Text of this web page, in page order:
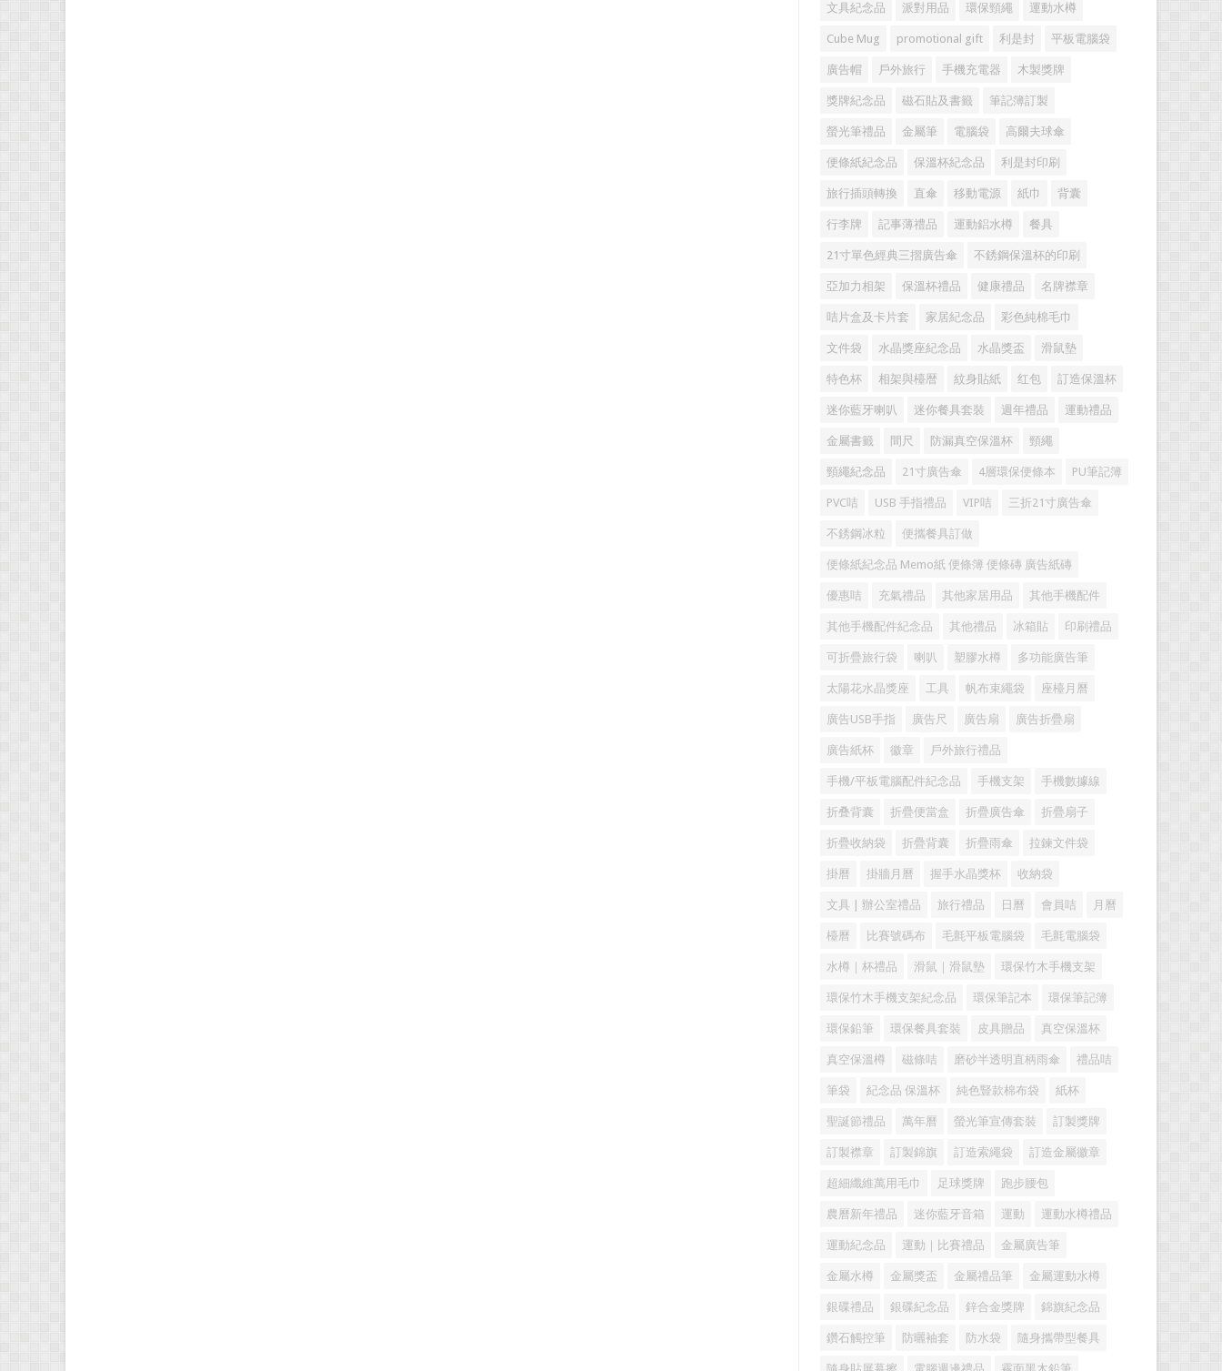
文具紀念品 派對用品 環保頸繩 運動水樽
Cube Mug promotional gift 利是封 平板電腦袋
廣告帽 戶外旅行 手機充電器 木製獎牌
獎牌紀念品 磁石貼及書籤 筆記簿訂製
螢光筆禮品 金屬筆 電腦袋 高爾夫球傘
便條紙紀念品 保溫杯紀念品 利是封印刷
旅行插頭轉換 直傘 移動電源 紙巾 背囊
行李牌 記事薄禮品 運動鋁水樽 餐具
21寸單色經典三摺廣告傘 不銹鋼保溫杯的印刷
亞加力相架 保溫杯禮品 健康禮品 名牌襟章
咭片盒及卡片套 家居紀念品 彩色純棉毛巾
文件袋 水晶獎座紀念品 水晶獎盃 滑鼠墊
特色杯 相架與檯暦 紋身貼紙 红包 訂造保溫杯
迷你藍牙喇叭 迷你餐具套裝 週年禮品 運動禮品
金屬書籤 間尺 防漏真空保溫杯 頸繩
頸繩紀念品 21寸廣告傘 4層環保便條本 PU筆記簿
PVC咭 USB 手指禮品 VIP咭 三折21寸廣告傘
不銹鋼冰粒 便攜餐具訂做
便條紙紀念品 Memo紙 便條簿 便條磚 廣告紙磚
優惠咭 充氣禮品 其他家居用品 其他手機配件
其他手機配件紀念品 其他禮品 冰箱貼 印刷禮品
可折疊旅行袋 喇叭 塑膠水樽 多功能廣告筆
太陽花水晶獎座 工具 帆布束繩袋 座檯月曆
廣告USB手指 廣告尺 廣告扇 廣告折疊扇
廣告紙杯 徽章 戶外旅行禮品
手機/平板電腦配件紀念品 手機支架 手機數據線
折叠背囊 折疊便當盒 折疊廣告傘 折疊扇子
折疊收納袋 折疊背囊 折疊雨傘 拉鍊文件袋
掛曆 掛牆月曆 握手水晶獎杯 收納袋
文具 | 辦公室禮品 旅行禮品 日曆 會員咭 月曆
檯曆 比賽號碼布 毛氈平板電腦袋 毛氈電腦袋
水樽｜杯禮品 滑鼠｜滑鼠墊 環保竹木手機支架
環保竹木手機支架紀念品 環保筆記本 環保筆記簿
環保鉛筆 環保餐具套裝 皮具贈品 真空保溫杯
真空保溫樽 磁條咭 磨砂半透明直柄雨傘 禮品咭
筆袋 紀念品 保溫杯 純色豎款棉布袋 紙杯
聖誕節禮品 萬年曆 螢光筆宣傳套裝 訂製獎牌
訂製襟章 訂製錦旗 訂造索繩袋 訂造金屬徽章
超細纖維萬用毛巾 足球獎牌 跑步腰包
農曆新年禮品 迷你藍牙音箱 運動 運動水樽禮品
運動紀念品 運動｜比賽禮品 金屬廣告筆
金屬水樽 金屬獎盃 金屬禮品筆 金屬運動水樽
銀碟禮品 銀碟紀念品 鋅合金獎牌 錦旗紀念品
鑽石觸控筆 防曬袖套 防水袋 隨身攜帶型餐具